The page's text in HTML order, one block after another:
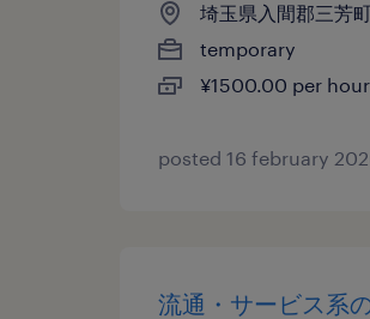
埼玉県入間郡三芳
temporary
¥1500.00 per hour
posted 16 february
流通・サービス系